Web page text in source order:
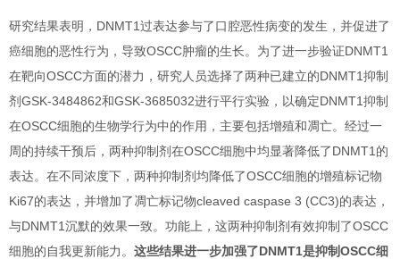
研究结果表明，DNMT1过表达参与了口腔恶性病变的发生，并促进了
癌细胞的恶性行为，导致OSCC肿瘤的生长。为了进一步验证DNMT1
在靶向OSCC方面的潜力，研究人员选择了两种已建立的DNMT1抑制
剂GSK-3484862和GSK-3685032进行平行实验，以确定DNMT1抑制
在OSCC细胞的生物学行为中的作用，主要包括增殖和凋亡。经过一
周的持续干预后，两种抑制剂在OSCC细胞中均显著降低了DNMT1的
表达。在不同浓度下，两种抑制剂均降低了OSCC细胞的增殖标记物
Ki67的表达，并增加了凋亡标记物cleaved caspase 3 (CC3)的表达，
与DNMT1沉默的效果一致。功能上，这两种抑制剂有效抑制了OSCC
细胞的自我更新能力。 这些结果进一步加强了DNMT1是抑制OSCC细